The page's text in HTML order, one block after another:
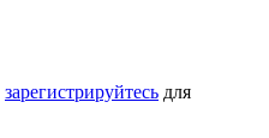
зарегистрируйтесь для